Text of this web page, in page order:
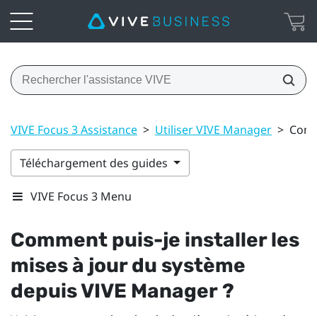
VIVE Focus 3 Assistance > Utiliser VIVE Manager >
Téléchargement des guides
VIVE Focus 3 Menu
Comment puis-je installer les
mises à jour du système
depuisVIVE Manager?